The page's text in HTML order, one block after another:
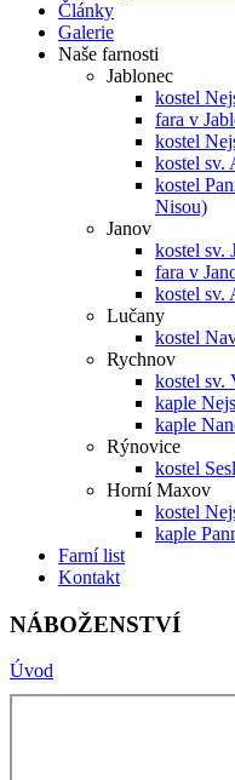
Články
Galerie
Naše farnosti
Jablonec
kostel
fara v
kostel
kostel sv.
kostel
Nisou)
Janov
kostel sv.
fara v
kostel sv.
Lučany
kostel
Rychnov
kostel sv.
kaple
kaple
Rýnovice
kostel
Horní Maxov
kostel
kaple
Farní list
Kontakt
NÁBOŽENSTVÍ
Úvod